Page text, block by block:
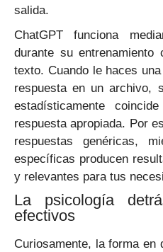
salida.
ChatGPT funciona
durante su
texto. Cuando le haces
respuesta en un archivo,
estadísticamente
respuesta apropiada. Por
respuestas genéricas,
específicas producen
y relevantes para tus
La psicología
efectivos
Curiosamente, la forma en